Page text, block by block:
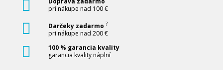
pri nákupe nad 100 €
Darčeky zadarmo ?
pri nákupe nad 200 €
100 % garancia kvality
garancia kvality náplní